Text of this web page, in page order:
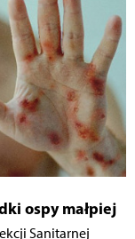
ospy małpiej
Sanitarnej